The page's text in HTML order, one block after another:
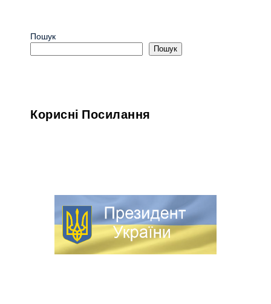
Пошук
Пошук
Корисні Посилання